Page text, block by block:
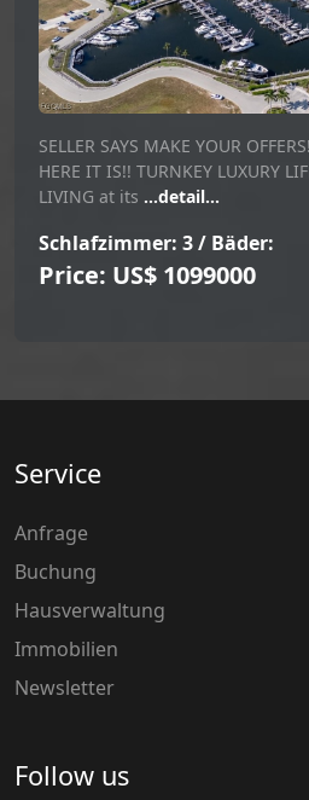
SELLER SAYS MAKE YOUR
HERE IT IS!! TURNKEY LUXURY
LIVING at its ...detail...
Schlafzimmer: 3 / Bäder:
Price: US$ 1099000
Service
Anfrage
Buchung
Hausverwaltung
Immobilien
Newsletter
Follow us